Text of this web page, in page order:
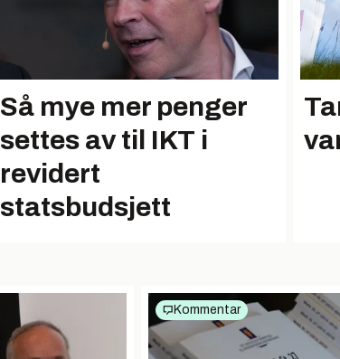
Så mye mer penger
settes av til IKT i
revidert
statsbudsjett
Kommentar